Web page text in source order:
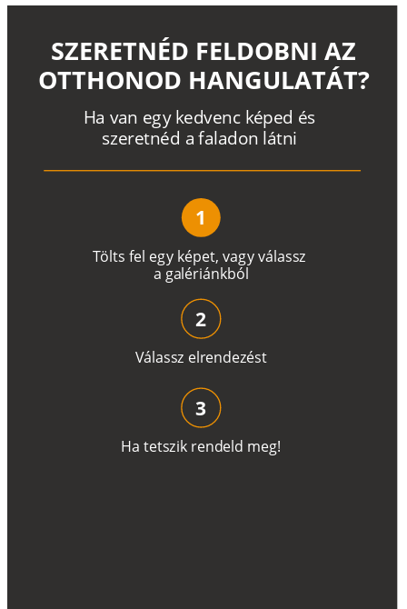
Tölts fel egy képet, vagyválassz
a galériánkból
Ha van egy kedvenc képed és
szeretnéd a faladon látni
SZERETNÉD FELDOBNI AZ
OTTHONOD HANGULATÁT?
1
Válassz elrendezést
2
Ha tetszik rendeld meg!
3